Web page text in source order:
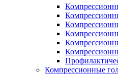
Компрессионные